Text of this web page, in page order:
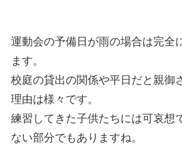
運動会の予備日が雨の場合は完全
ます。
校庭の貸出の関係や平日だと親御
理由は様々です。
練習してきた子供たちには可哀想
ない部分でもありますね。